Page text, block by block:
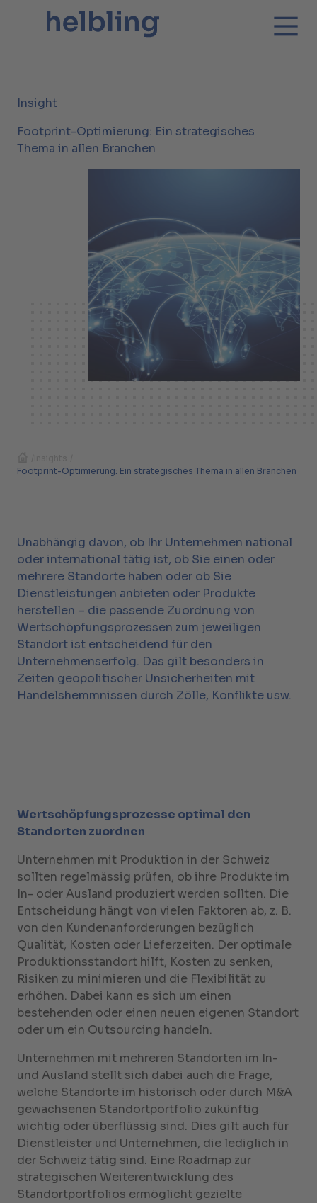
Insight
Footprint-Optimierung: Ein strategisches
Thema in allen Branchen
Footprint-Optimierung: Ein strategisches Thema in allen Branchen
Unabhängig davon, ob Ihr Unternehmen national
oder international tätig ist, ob Sie einen oder
mehrere Standorte haben oder ob Sie
Dienstleistungen anbieten oder Produkte
herstellen – die passende Zuordnung von
Wertschöpfungsprozessen zum jeweiligen
Standort ist entscheidend für den
Unternehmenserfolg. Das gilt besonders in
Zeiten geopolitischer Unsicherheiten mit
Handelshemmnissen durch Zölle, Konflikte usw.
Wertschöpfungsprozesse optimal den
Standorten zuordnen
Unternehmen mit Produktion in der Schweiz
sollten regelmässig prüfen, ob ihre Produkte im
In- oder Ausland produziert werden sollten. Die
Entscheidung hängt von vielen Faktoren ab, z. B.
von den Kundenanforderungen bezüglich
Qualität, Kosten oder Lieferzeiten. Der optimale
Produktionsstandort hilft, Kosten zu senken,
Risiken zu minimieren und die Flexibilität zu
erhöhen. Dabei kann es sich um einen
bestehenden oder einen neuen eigenen Standort
oder um ein Outsourcing handeln.
Unternehmen mit mehreren Standorten im In-
und Ausland stellt sich dabei auch die Frage,
welche Standorte im historisch oder durch M&A
gewachsenen Standortportfolio zukünftig
wichtig oder überflüssig sind. Dies gilt auch für
Dienstleister und Unternehmen, die lediglich in
der Schweiz tätig sind. Eine Roadmap zur
strategischen Weiterentwicklung des
Standortportfolios ermöglicht gezielte